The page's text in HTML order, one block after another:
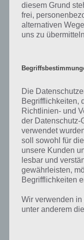
Wie bereits in unserem
im Grunde um Windows
Store noch eine Nokia
und Nokia City
Hier bei uns auf
eingehen wollen. Wer
wird sich bei Windows
Benachrichtungsleiste
müsste, um über
angehende Anrufe,
Startbildschirm
Auch das Navigieren im
mühselig. Das finde ich
besser gelöst.
Nokia City
diesem Grund
frei,
alternativen
uns zu übermitteln.
Die
Begrifflichkeiten,
Richtlinien- und
der Datenschutz-
verwendet
soll sowohl für
unsere Kunden
lesbar und
gewährleisten,
Begrifflichkeiten
Wir verwenden
unter anderem